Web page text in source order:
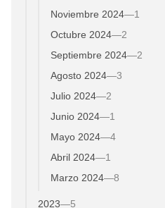
Noviembre 2024—1
Octubre 2024—2
Septiembre 2024—2
Agosto 2024—3
Julio 2024—2
Junio 2024—1
Mayo 2024—4
Abril 2024—1
Marzo 2024—8
2023—5